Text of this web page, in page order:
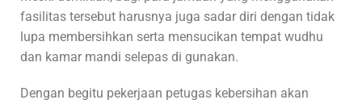
fasilitas tersebut harusnya juga sadar diri dengan tidak
lupa membersihkan serta mensucikan tempat wudhu
dan kamar mandi selepas di gunakan.
Dengan begitu pekerjaan petugas kebersihan akan